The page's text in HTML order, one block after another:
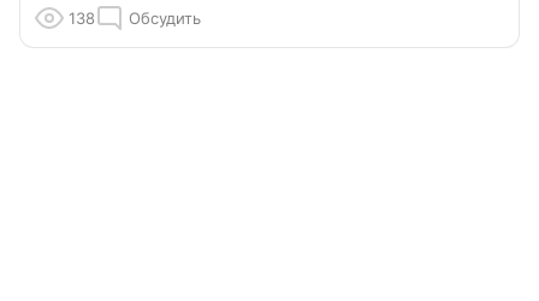
138 Обсудить